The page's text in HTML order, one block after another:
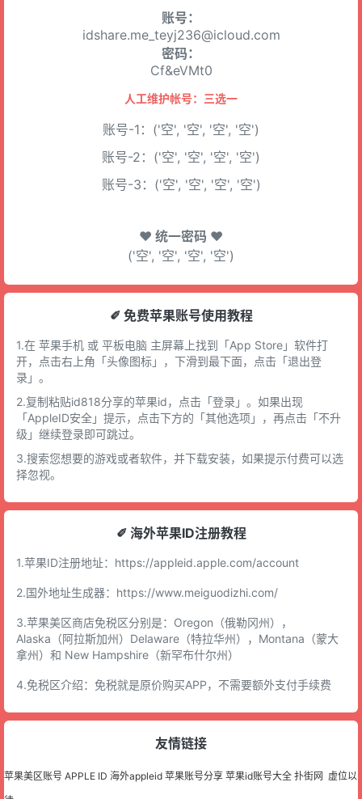
账号：
idshare.me_teyj236@icloud.com
密码：
Cf&eVMt0
人工维护帐号：三选一
账号-1：('空', '空', '空', '空')
账号-2：('空', '空', '空', '空')
账号-3：('空', '空', '空', '空')
♥ 统一密码 ♥
('空', '空', '空', '空')
✐ 免费苹果账号使用教程
1.在 苹果手机 或 平板电脑 主屏幕上找到「App Store」软件打
开，点击右上角「头像图标」，下滑到最下面，点击「退出登
录」。
2.复制粘贴id818分享的苹果id，点击「登录」。如果出现
「AppleID安全」提示，点击下方的「其他选项」，再点击「不升
级」继续登录即可跳过。
3.搜索您想要的游戏或者软件，并下载安装，如果提示付费可以选
择忽视。
✐ 海外苹果ID注册教程
1.苹果ID注册地址： https://appleid.apple.com/account
2.国外地址生成器： https://www.meiguodizhi.com/
3.苹果美区商店免税区分别是：Oregon（俄勒冈州），
Alaska（阿拉斯加州）Delaware（特拉华州），Montana（蒙大
拿州）和 New Hampshire（新罕布什尔州）
4.免税区介绍：免税就是原价购买APP，不需要额外支付手续费
友情链接
苹果美区账号 APPLE ID 海外appleid 苹果账号分享 苹果id账号大全 扑街网 虚位以